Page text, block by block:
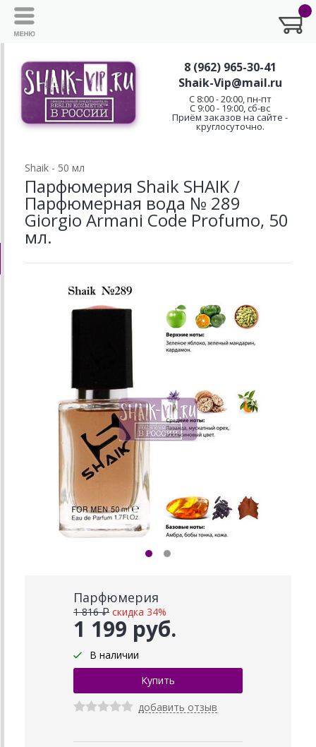
8 (962) 965-30-41
Shaik-Vip@mail.ru
C 8:00 - 20:00, пн-пт
С 9:00 - 19:00, сб-вс
Приём заказов на сайте -
круглосуточно.
Shaik - 50 мл
Парфюмерия Shaik SHAIK /
Парфюмерная вода № 289
Giorgio Armani Code Profumo, 50
мл.
Парфюмерия
1 199 руб.
1 816 ₽ скидка 34%
В наличии
добавить отзыв